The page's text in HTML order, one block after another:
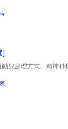
...
]
兒處理方式、精神科